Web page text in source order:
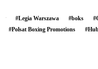
#Legia Warszawa #boks #
#Polsat Boxing Promotions #